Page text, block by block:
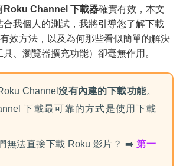
Roku Channel 下載器確實有效，本文
合我個人的測試，我將引導您了解下載
效方法，以及為何那些看似簡單的解決
、瀏覽器擴充功能）卻毫無作用。
Channel 沒有內建的下載功能。
下載最可靠的方式是使用下載
無法直接下載 Roku 影片？ ➡️ 第一